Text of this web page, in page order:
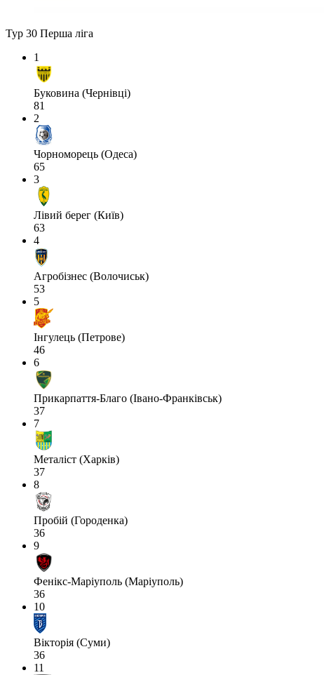
Тур 30 Перша ліга
1
Буковина (Чернівці)
81
2
Чорноморець (Одеса)
65
3
Лівий берег (Київ)
63
4
Агробізнес (Волочиськ)
53
5
Інгулець (Петрове)
46
6
Прикарпаття-Благо (Івано-Франківськ)
37
7
Металіст (Харків)
37
8
Пробій (Городенка)
36
9
Фенікс-Маріуполь (Маріуполь)
36
10
Вікторія (Суми)
36
11